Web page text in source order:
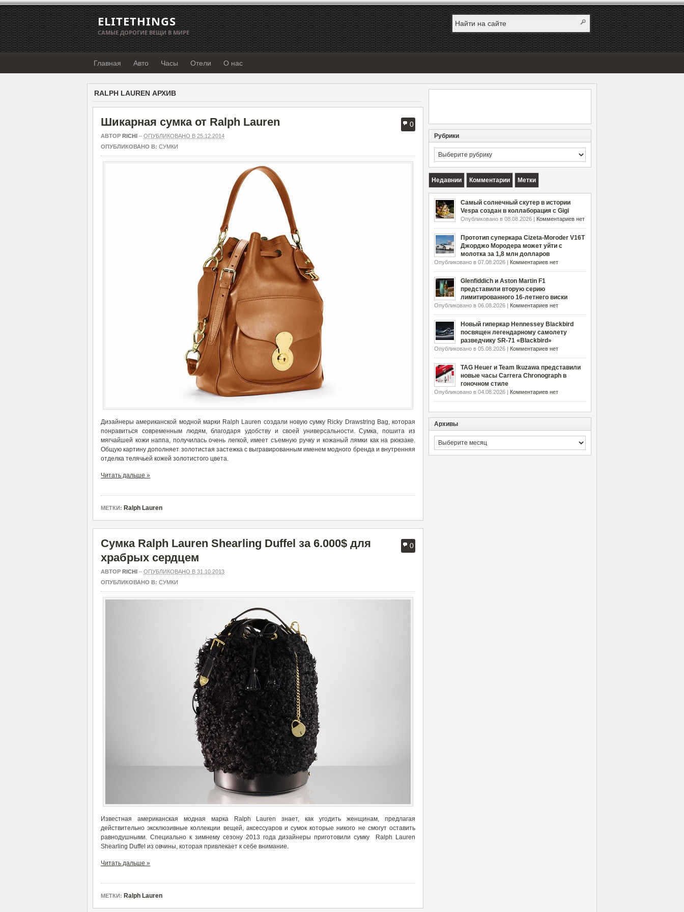
ELITETHINGS
САМЫЕ ДОРОГИЕ ВЕЩИ В МИРЕ
Главная Авто Часы Отели О нас
RALPH LAUREN АРХИВ
0
Шикарная сумка от Ralph Lauren
АВТОР RICHI – ОПУБЛИКОВАНО В 25.12.2014
ОПУБЛИКОВАНО В: СУМКИ
Дизайнеры американской модной марки Ralph Lauren создали новую сумку Ricky Drawstring Bag, которая
понравиться современным людям, благодаря удобству и своей универсальности. Сумка, пошита из
мягчайшей кожи наппа, получилась очень легкой, имеет съемную ручку и кожаный лямки как на рюкзаке.
Общую картину дополняет золотистая застежка с выгравированным именем модного бренда и внутренняя
отделка телячьей кожей золотистого цвета.
Читать дальше »
МЕТКИ: Ralph Lauren
0
Сумка Ralph Lauren Shearling Duffel за 6.000$ для
храбрых сердцем
АВТОР RICHI – ОПУБЛИКОВАНО В 31.10.2013
ОПУБЛИКОВАНО В: СУМКИ
Известная американская модная марка Ralph Lauren знает, как угодить женщинам, предлагая
действительно эксклюзивные коллекции вещей, аксессуаров и сумок которые никого не смогут оставить
равнодушными. Специально к зимнему сезону 2013 года дизайнеры приготовили сумку Ralph Lauren
Shearling Duffel из овчины, которая привлекает к себе внимание.
Читать дальше »
МЕТКИ: Ralph Lauren
Рубрики
Рубрики
Недавнии Комментарии Метки
Самый солнечный скутер в истории
Vespa создан в коллаборация с Gigi
Опубликовано в 08.08.2026 | Комментариев нет
Прототип суперкара Cizeta-Moroder V16T
Джорджо Мородера может уйти с
молотка за 1,8 млн долларов
Опубликовано в 07.08.2026 | Комментариев нет
Glenfiddich и Aston Martin F1
представили вторую серию
лимитированного 16-летнего виски
Опубликовано в 06.08.2026 | Комментариев нет
Новый гиперкар Hennessey Blackbird
посвящен легендарному самолету
разведчику SR-71 «Blackbird»
Опубликовано в 05.08.2026 | Комментариев нет
TAG Heuer и Team Ikuzawa представили
новые часы Carrera Chronograph в
гоночном стиле
Опубликовано в 04.08.2026 | Комментариев нет
Архивы
Архивы